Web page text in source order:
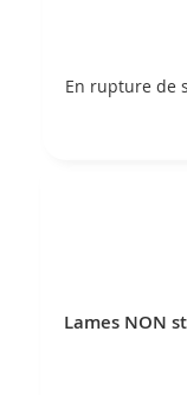
En rupture de
Lames NON